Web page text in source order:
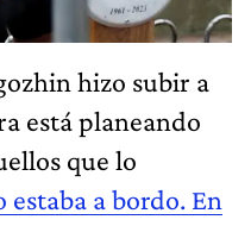
hizo subir a
está planeando
que lo
a bordo. En